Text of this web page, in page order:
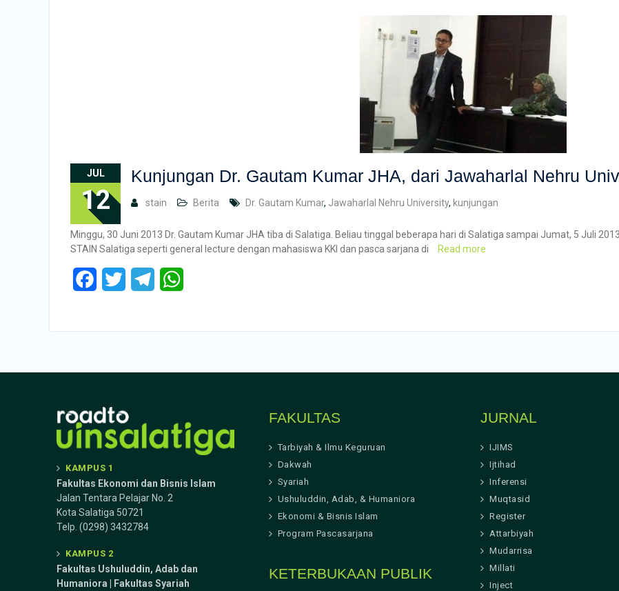
JUL
12
Kunjungan Dr. Gautam Kumar JHA, dari Jawaharlal Nehru
stain Berita Dr. Gautam Kumar, Jawaharlal Nehru University, kunjungan
Minggu, 30 Juni 2013 Dr. Gautam Kumar JHA tiba di Salatiga. Beliau tinggal beberapa hari di Salatiga sampai Jumat, 5 Juli
STAIN Salatiga seperti general lecture dengan mahasiswa KKI dan pasca sarjana di
Read more
Facebook
Twitter Telegram
KAMPUS 1
Fakultas Ekonomi dan Bisnis Islam
Jalan Tentara Pelajar No. 2
Kota Salatiga 50721
Telp. (0298) 3432784
KAMPUS 2
Fakultas Ushuluddin, Adab dan
Humaniora | Fakultas Syariah
FAKULTAS
Tarbiyah & Ilmu Keguruan
Dakwah
Syariah
Ushuluddin, Adab, & Humaniora
Ekonomi & Bisnis Islam
Program Pascasarjana
KETERBUKAAN PUBLIK
JURNAL
IJIMS
Ijtihad
Inferensi
Muqtasid
Register
Attarbiyah
Mudarrisa
Millati
Inject